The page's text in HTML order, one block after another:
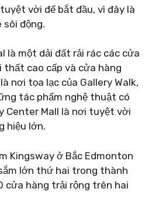
vời để bắt đầu, vì đây là
sôi động.
là một dải đất rải rác các cửa
thất cao cấp và cửa hàng
nơi tọa lạc của Gallery Walk,
tác phẩm nghệ thuật có
Center Mall là nơi tuyệt vời
hiệu lớn.
Kingsway ở Bắc Edmonton
lớn thứ hai trong thành
cửa hàng trải rộng trên hai